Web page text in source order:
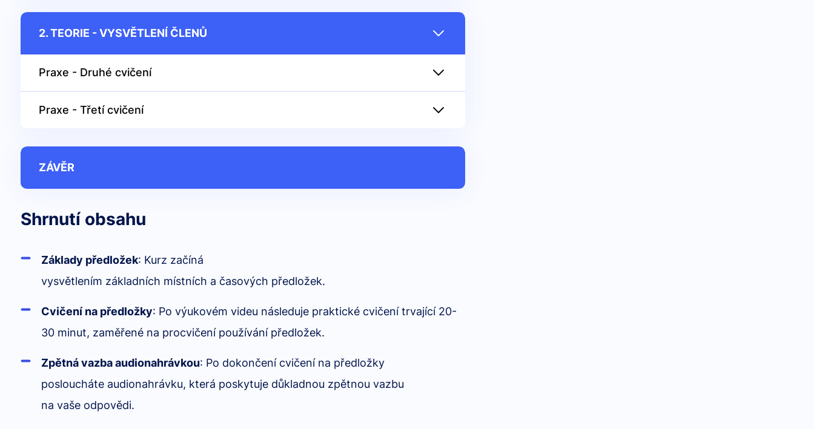
2. TEORIE - VYSVĚTLENÍ ČLENŮ
Praxe - Druhé cvičení
Praxe - Třetí cvičení
ZÁVĚR
Shrnutí obsahu
Základy předložek: Kurz začíná
vysvětlením základních místních a časových předložek.
Cvičení na předložky: Po výukovém videu následuje praktické cvičení trvající 20-
30 minut, zaměřené na procvičení používání předložek.
Zpětná vazba audionahrávkou: Po dokončení cvičení na předložky
posloucháte audionahrávku, která poskytuje důkladnou zpětnou vazbu
na vaše odpovědi.